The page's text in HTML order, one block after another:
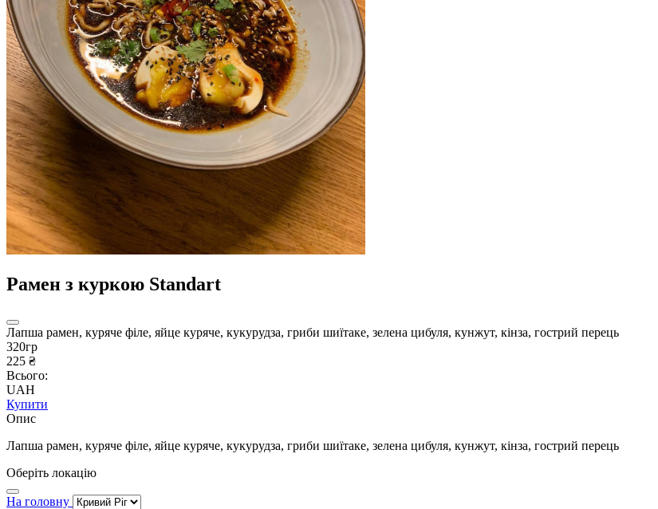
Рамен з куркою Standart
Лапша рамен, куряче філе, яйце куряче, кукурудза, гриби шиїтаке, зелена цибуля, кунжут, кінза, гострий перець
320гр
225 ₴
Всього:
UAH
Купити
Опис
Лапша рамен, куряче філе, яйце куряче, кукурудза, гриби шиїтаке, зелена цибуля, кунжут, кінза, гострий перець
Оберіть локацію
На головну